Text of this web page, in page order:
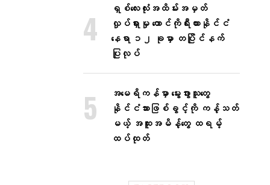
ရှစ်လေးလုံးအထိမ်းအမှတ်
လှုပ်ရှားမှု တောင်ကိုရီးယားနိုင်ငံ
နေရာ ၁၂ ခုမှာ တပြိုင်နက်
ပြုလုပ်
အမေရိကန်မှာ မွေးဖွားသူတွေ
နိုင်ငံသားဖြစ်ခွင့်ကို ကန့်သတ်
မယ့် အထူးအမိန့်တွေ ထရမ့်
ထပ်ထုတ်